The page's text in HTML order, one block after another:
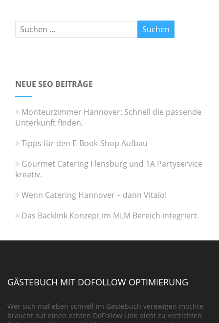
NEUE SEO BEITRÄGE
Monteurzimmer Hannover: Schnell die passende
Unterkunft finden.
Tipps für den E-Book-Shop Aufbau
Gourmet Catering Flensburg und 1A Partyservice
kreativ.
Wenn Catering Hannover – dann Vitalo!
Das Backlink Konzept im MLM Bereich integriert.
GÄSTEBUCH MIT DOFOLLOW OPTIMIERUNG
Wer sich mal eben schnell im Gästebuch verewigen möchte,
braucht auf einen echten DoFollow Link nicht zu verzichten.